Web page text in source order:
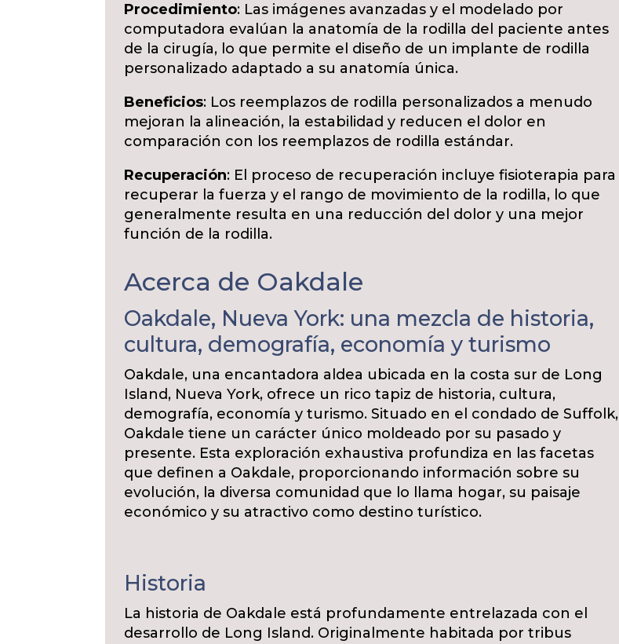
Procedimiento: Las imágenes avanzadas y el modelado por
computadora evalúan la anatomía de la rodilla del paciente antes
de la cirugía, lo que permite el diseño de un implante de rodilla
personalizado adaptado a su anatomía única.
Beneficios: Los reemplazos de rodilla personalizados a menudo
mejoran la alineación, la estabilidad y reducen el dolor en
comparación con los reemplazos de rodilla estándar.
Recuperación: El proceso de recuperación incluye fisioterapia para
recuperar la fuerza y el rango de movimiento de la rodilla, lo que
generalmente resulta en una reducción del dolor y una mejor
función de la rodilla.
Acerca de Oakdale
Oakdale, Nueva York: una mezcla de historia,
cultura, demografía, economía y turismo
Oakdale, una encantadora aldea ubicada en la costa sur de Long
Island, Nueva York, ofrece un rico tapiz de historia, cultura,
demografía, economía y turismo. Situado en el condado de Suffolk,
Oakdale tiene un carácter único moldeado por su pasado y
presente. Esta exploración exhaustiva profundiza en las facetas
que definen a Oakdale, proporcionando información sobre su
evolución, la diversa comunidad que lo llama hogar, su paisaje
económico y su atractivo como destino turístico.
Historia
La historia de Oakdale está profundamente entrelazada con el
desarrollo de Long Island. Originalmente habitada por tribus